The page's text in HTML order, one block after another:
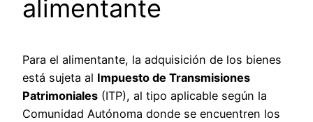
alimentante
Para el alimentante, la adquisición de los bienes
está sujeta al Impuesto de Transmisiones
Patrimoniales (ITP), al tipo aplicable según la
Comunidad Autónoma donde se encuentren los